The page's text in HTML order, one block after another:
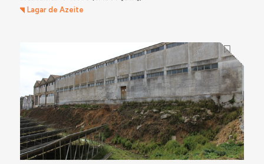
Lagar de Azeite